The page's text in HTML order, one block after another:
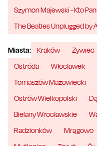
Szymon Majewski - Kto
The Beatles Unplugged by
Miasta: Kraków Żywiec
Ostróda
Włocławek
Tomaszów Mazowiecki
Ostrów Wielkopolski
Bielany Wrocławskie
Radzionków
Mrągowo